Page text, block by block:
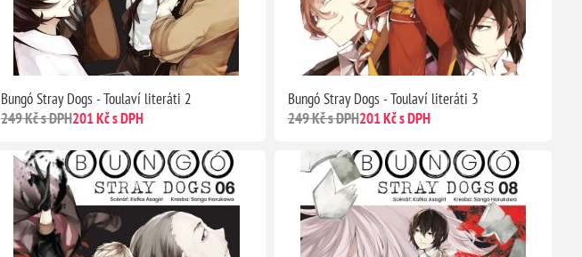
Bungó Stray Dogs - Toulaví literáti 2
249 Kč s DPH201 Kč s DPH
Bungó Stray Dogs - Toulaví literáti 3
249 Kč s DPH201 Kč s DPH